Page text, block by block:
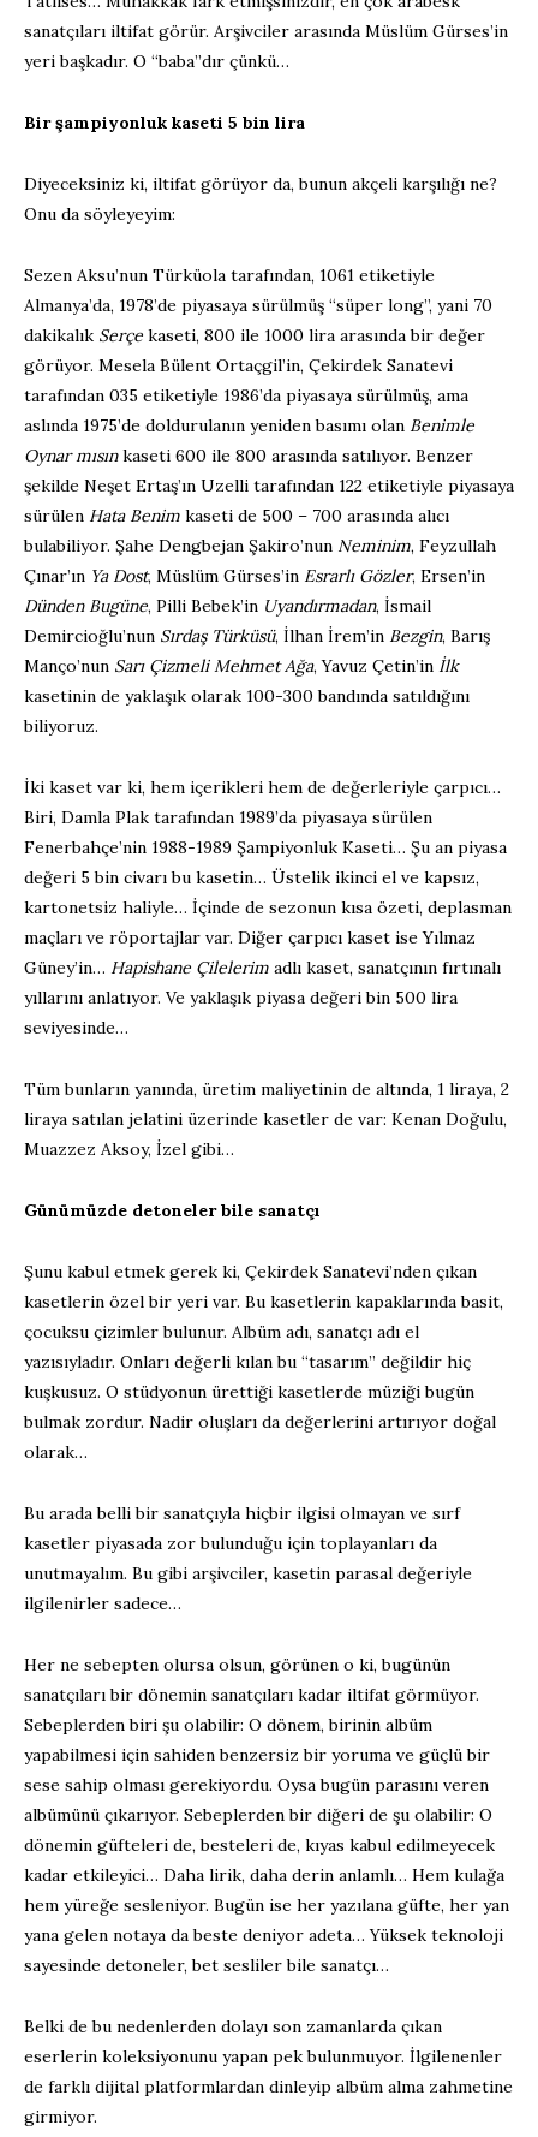
sanatçıları iltifat görür. Arşivciler arasında Müslüm Gürses’in
yeri başkadır. O “baba”dır çünkü…
Bir şampiyonluk kaseti 5 bin lira
Diyeceksiniz ki, iltifat görüyor da, bunun akçeli karşılığı ne?
Onu da söyleyeyim:
Sezen Aksu’nun Türküola tarafından, 1061 etiketiyle
Almanya’da, 1978’de piyasaya sürülmüş “süper long”, yani 70
dakikalık Serçe kaseti, 800 ile 1000 lira arasında bir değer
görüyor. Mesela Bülent Ortaçgil’in, Çekirdek Sanatevi
tarafından 035 etiketiyle 1986’da piyasaya sürülmüş, ama
aslında 1975’de doldurulanın yeniden basımı olan Benimle
Oynar mısınkaseti 600 ile 800 arasında satılıyor. Benzer
şekilde Neşet Ertaş’ın Uzelli tarafından 122 etiketiyle piyasaya
sürülen Hata Benim kaseti de 500 – 700 arasında alıcı
bulabiliyor. Şahe Dengbejan Şakiro’nun Neminim, Feyzullah
Çınar’ın Ya Dost, Müslüm Gürses’in Esrarlı Gözler, Ersen’in
Dünden Bugüne, Pilli Bebek’in Uyandırmadan, İsmail
Demircioğlu’nun Sırdaş Türküsü, İlhan İrem’in Bezgin, Barış
Manço’nun Sarı Çizmeli Mehmet Ağa, Yavuz Çetin’in İlk
kasetinin de yaklaşık olarak 100-300 bandında satıldığını
biliyoruz.
İki kaset var ki, hem içerikleri hem de değerleriyle çarpıcı…
Biri, Damla Plak tarafından 1989’da piyasaya sürülen
Fenerbahçe’nin 1988-1989 Şampiyonluk Kaseti… Şu an piyasa
değeri 5 bin civarı bu kasetin… Üstelik ikinci el ve kapsız,
kartonetsiz haliyle… İçinde de sezonun kısa özeti, deplasman
maçları ve röportajlar var. Diğer çarpıcı kaset ise Yılmaz
Güney’in… Hapishane Çilelerim adlı kaset, sanatçının fırtınalı
yıllarını anlatıyor. Ve yaklaşık piyasa değeri bin 500 lira
seviyesinde…
Tüm bunların yanında, üretim maliyetinin de altında, 1 liraya, 2
liraya satılan jelatini üzerinde kasetler de var: Kenan Doğulu,
Muazzez Aksoy, İzel gibi…
Günümüzde detoneler bile sanatçı
Şunu kabul etmek gerek ki, Çekirdek Sanatevi’nden çıkan
kasetlerin özel bir yeri var. Bu kasetlerin kapaklarında basit,
çocuksu çizimler bulunur. Albüm adı, sanatçı adı el
yazısıyladır. Onları değerli kılan bu “tasarım” değildir hiç
kuşkusuz. O stüdyonun ürettiği kasetlerde müziği bugün
bulmak zordur. Nadir oluşları da değerlerini artırıyor doğal
olarak…
Bu arada belli bir sanatçıyla hiçbir ilgisi olmayan ve sırf
kasetler piyasada zor bulunduğu için toplayanları da
unutmayalım. Bu gibi arşivciler, kasetin parasal değeriyle
ilgilenirler sadece…
Her ne sebepten olursa olsun, görünen o ki, bugünün
sanatçıları bir dönemin sanatçıları kadar iltifat görmüyor.
Sebeplerden biri şu olabilir: O dönem, birinin albüm
yapabilmesi için sahiden benzersiz bir yoruma ve güçlü bir
sese sahip olması gerekiyordu. Oysa bugün parasını veren
albümünü çıkarıyor. Sebeplerden bir diğeri de şu olabilir: O
dönemin güfteleri de, besteleri de, kıyas kabul edilmeyecek
kadar etkileyici… Daha lirik, daha derin anlamlı… Hem kulağa
hem yüreğe sesleniyor. Bugün ise her yazılana güfte, her yan
yana gelen notaya da beste deniyor adeta… Yüksek teknoloji
sayesinde detoneler, bet sesliler bile sanatçı…
Belki de bu nedenlerden dolayı son zamanlarda çıkan
eserlerin koleksiyonunu yapan pek bulunmuyor. İlgilenenler
de farklı dijital platformlardan dinleyip albüm alma zahmetine
girmiyor.